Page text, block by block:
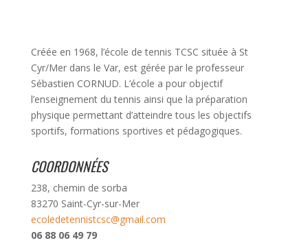
Créée en 1968, l’école de tennis TCSC située à St
Cyr/Mer dans le Var, est gérée par le professeur
Sébastien CORNUD. L’école a pour objectif
l’enseignement du tennis ainsi que la préparation
physique permettant d’atteindre tous les objectifs
sportifs, formations sportives et pédagogiques.
COORDONNÉES
238, chemin de sorba
83270 Saint-Cyr-sur-Mer
ecoledetennistcsc@gmail.com
06 88 06 49 79